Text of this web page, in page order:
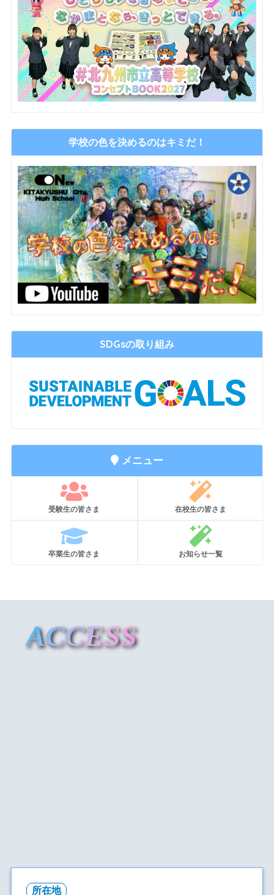
学校の色を決めるのはキミだ！
SDGsの取り組み
メニュー
受験生の皆さま 在校生の皆さま
卒業生の皆さま お知らせ一覧
ACCESS
所在地